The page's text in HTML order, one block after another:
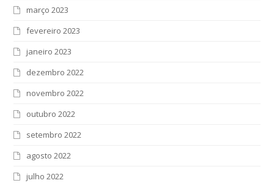
março 2023
fevereiro 2023
janeiro 2023
dezembro 2022
novembro 2022
outubro 2022
setembro 2022
agosto 2022
julho 2022